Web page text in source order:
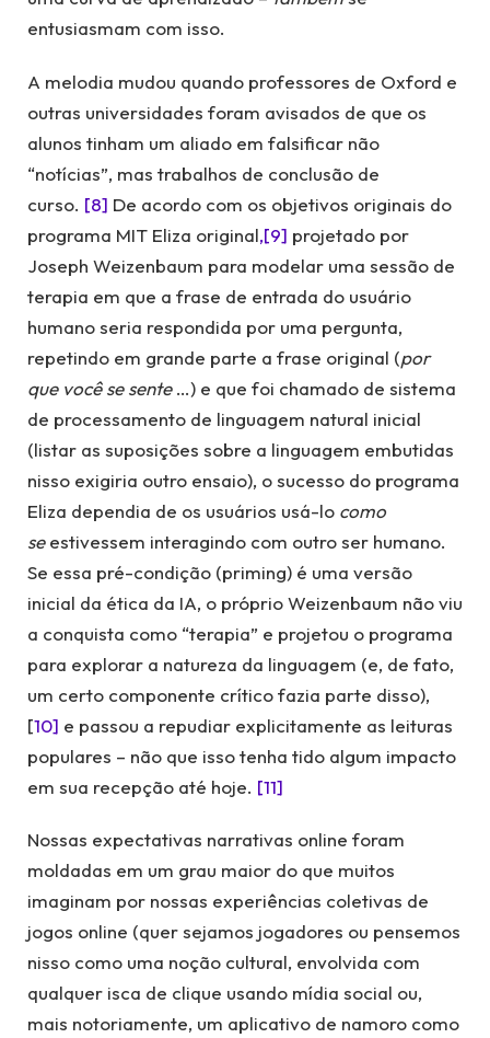
entusiasmam com isso.
A melodia mudou quando professores de Oxford e
outras universidades foram avisados de que os
alunos tinham um aliado em falsificar não
“notícias”, mas trabalhos de conclusão de
curso. [8] De acordo com os objetivos originais do
programa MIT Eliza original,[9] projetado por
Joseph Weizenbaum para modelar uma sessão de
terapia em que a frase de entrada do usuário
humano seria respondida por uma pergunta,
repetindo em grande parte a frase original (por
que você se sente…) e que foi chamado de sistema
de processamento de linguagem natural inicial
(listar as suposições sobre a linguagem embutidas
nisso exigiria outro ensaio), o sucesso do programa
Eliza dependia de os usuários usá-lo como
seestivessem interagindo com outro ser humano.
Se essa pré-condição (priming) é uma versão
inicial da ética da IA, o próprio Weizenbaum não viu
a conquista como “terapia” e projetou o programa
para explorar a natureza da linguagem (e, de fato,
um certo componente crítico fazia parte disso),
[10] e passou a repudiar explicitamente as leituras
populares – não que isso tenha tido algum impacto
em sua recepção até hoje. [11]
Nossas expectativas narrativas online foram
moldadas em um grau maior do que muitos
imaginam por nossas experiências coletivas de
jogos online (quer sejamos jogadores ou pensemos
nisso como uma noção cultural, envolvida com
qualquer isca de clique usando mídia social ou,
mais notoriamente, um aplicativo de namoro como